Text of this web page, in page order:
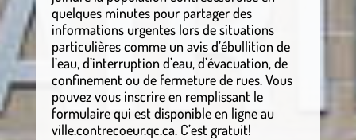
quelques minutes pour partager des
informations urgentes lors de situations
particulières comme un avis d’ébullition de
l’eau, d’interruption d’eau, d’évacuation, de
confinement ou de fermeture de rues. Vous
pouvez vous inscrire en remplissant le
formulaire qui est disponible en ligne au
ville.contrecoeur.qc.ca. C’est gratuit!